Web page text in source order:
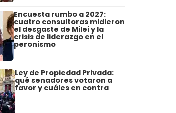
Encuesta rumbo a 2027:
cuatro consultoras midieron
el desgaste de Milei y la
crisis de liderazgo en el
peronismo
Ley de Propiedad Privada:
qué senadores votaron a
favor y cuáles en contra